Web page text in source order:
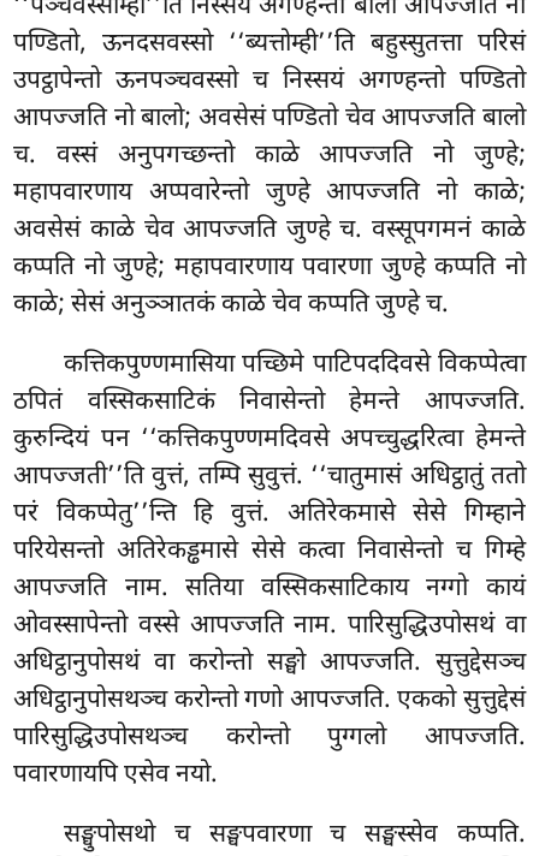
‘‘पञ्चवस्सोम्ही’’ति निस्सयं अगण्हन्तो बालो आपज्जति नो
पण्डितो, ऊनदसवस्सो ‘‘ब्यत्तोम्ही’’ति बहुस्सुतत्ता परिसं
उपट्ठापेन्तो ऊनपञ्चवस्सो च निस्सयं अगण्हन्तो पण्डितो
आपज्जति नो बालो; अवसेसं पण्डितो चेव आपज्जति बालो
च. वस्सं अनुपगच्छन्तो काळे आपज्जति नो जुण्हे;
महापवारणाय अप्पवारेन्तो जुण्हे आपज्जति नो काळे;
अवसेसं काळे चेव आपज्जति जुण्हे च. वस्सूपगमनं काळे
कप्पति नो जुण्हे; महापवारणाय पवारणा जुण्हे कप्पति नो
काळे; सेसं अनुञ्ञातकं काळे चेव कप्पति जुण्हे च.
कत्तिकपुण्णमासियापच्छिमे पाटिपददिवसे विकप्पेत्वा
ठपितं वस्सिकसाटिकं निवासेन्तो हेमन्ते आपज्जति.
कुरुन्दियं पन ‘‘कत्तिकपुण्णमदिवसे अपच्चुद्धरित्वा हेमन्ते
आपज्जती’’तिवुत्तं, तम्पि सुवुत्तं. ‘‘चातुमासं अधिट्ठातुं ततो
परं विकप्पेतु’’न्ति हि वुत्तं. अतिरेकमासे सेसे गिम्हाने
परियेसन्तो अतिरेकड्ढमासे सेसे कत्वा निवासेन्तो च गिम्हे
आपज्जति नाम. सतिया वस्सिकसाटिकाय नग्गो कायं
ओवस्सापेन्तो वस्से आपज्जति नाम. पारिसुद्धिउपोसथं वा
अधिट्ठानुपोसथं वा करोन्तो सङ्घो आपज्जति. सुत्तुद्देसञ्च
अधिट्ठानुपोसथञ्च करोन्तो गणो आपज्जति. एकको सुत्तुद्देसं
पारिसुद्धिउपोसथञ्च करोन्तो पुग्गलो आपज्जति.
पवारणायपि एसेव नयो.
सङ्घुपोसथो च सङ्घपवारणा च सङ्घस्सेव कप्पति.